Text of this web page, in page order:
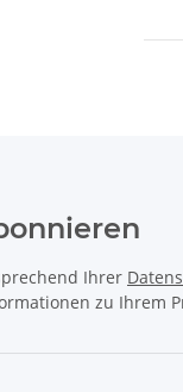
Ihrer
zu Ihrem